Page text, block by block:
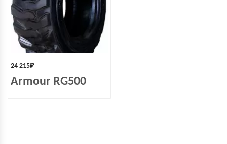
24 215₽
Armour RG500